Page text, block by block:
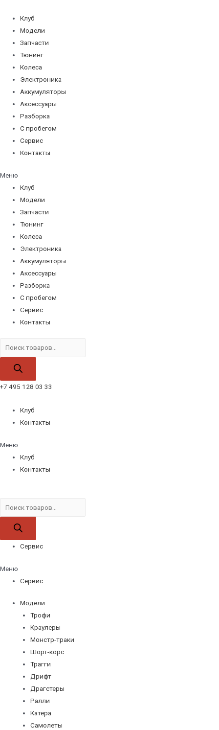
содержимому
Клуб
Модели
Запчасти
Тюнинг
Колеса
Электроника
Аккумуляторы
Аксессуары
Разборка
С пробегом
Сервис
Контакты
Меню
Клуб
Модели
Запчасти
Тюнинг
Колеса
Электроника
Аккумуляторы
Аксессуары
Разборка
С пробегом
Сервис
Контакты
товаров
+7 495 128 03 33
Клуб
Контакты
Меню
Клуб
Контакты
товаров
Сервис
Меню
Сервис
Модели
Трофи
Краулеры
Монстр-траки
Шорт-корс
Трагги
Дрифт
Драгстеры
Ралли
Катера
Самолеты